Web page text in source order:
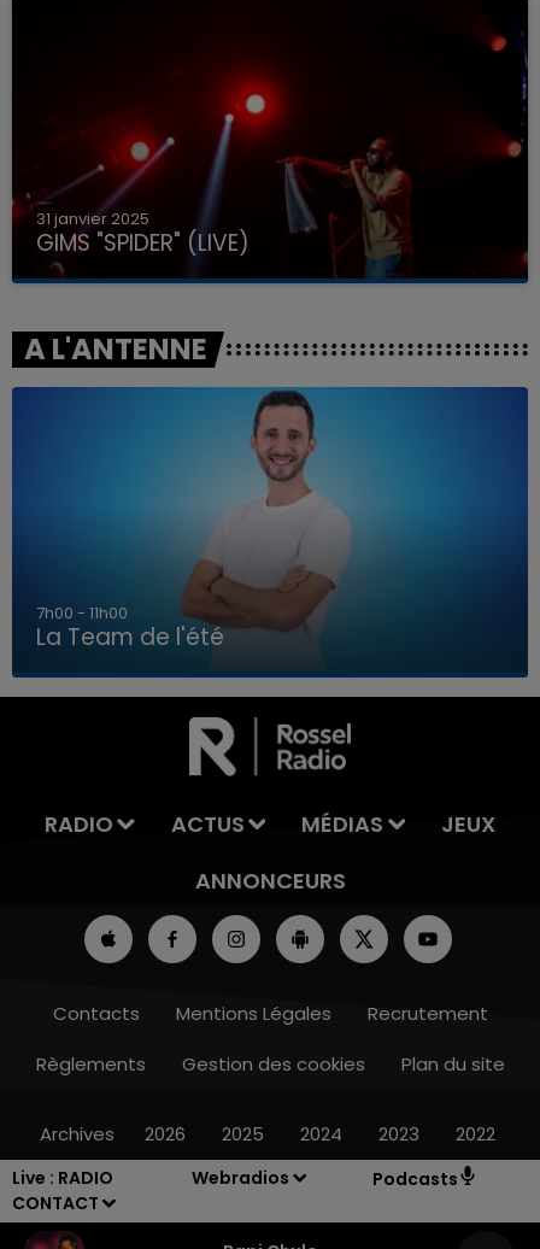
Live : RADIO
CONTACT
Webradios Podcasts
LA TEAM DE L'ÉTÉ
31 janvier 2025
GIMS "SPIDER" (LIVE)
A L'ANTENNE
7h00 - 11h00
La Team de l'été
RADIO ACTUS MÉDIAS
JEUX
ANNONCEURS
Contacts Mentions Légales
Recrutement
Règlements
Gestion des cookies Plan du site
Archives 2026 2025 2024 2023 2022